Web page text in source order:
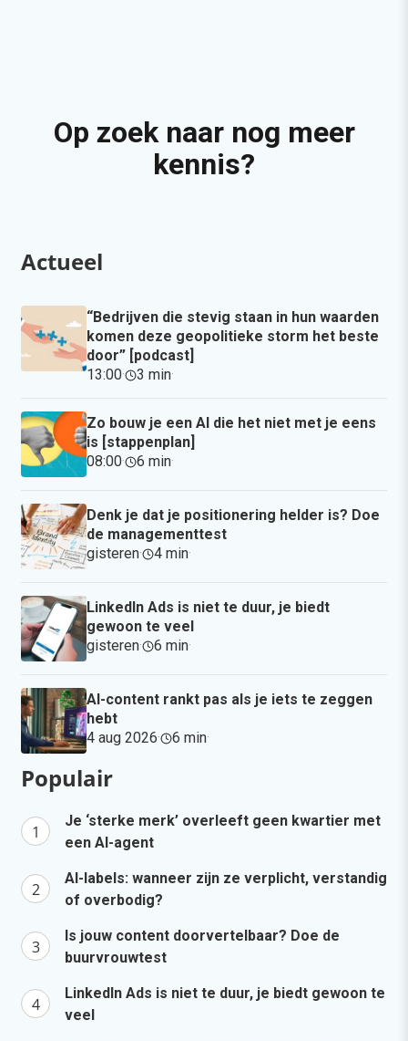
Op zoek naar nog meer
kennis?
Actueel
“Bedrijven die stevig staan in hun waarden
komen deze geopolitieke storm het beste
door” [podcast]
13:00· 3 min·
Zo bouw je een AI die het niet met je eens
is [stappenplan]
08:00· 6 min·
Denk je dat je positionering helder is? Doe
de managementtest
gisteren· 4 min·
LinkedIn Ads is niet te duur, je biedt
gewoon te veel
gisteren· 6 min·
AI-content rankt pas als je iets te zeggen
hebt
4 aug 2026· 6 min·
Populair
Je ‘sterke merk’ overleeft geen kwartier met
een AI-agent
AI-labels: wanneer zijn ze verplicht, verstandig
of overbodig?
Is jouw content doorvertelbaar? Doe de
buurvrouwtest
LinkedIn Ads is niet te duur, je biedt gewoon te
veel